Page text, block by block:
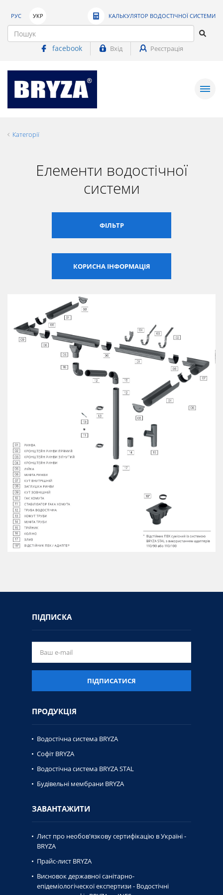
РУС УКР КАЛЬКУЛЯТОР ВОДОСТІЧНОЇ СИСТЕМИ
facebook Вхід Реєстрація
Сертифікати
Каталоги
Прайс-листи
Категорії
Елементи водостічної
системи
ФІЛЬТР
КОРИСНА ІНФОРМАЦІЯ
ПІДПИСКА
ПІДПИСАТИСЯ
ПРОДУКЦІЯ
Водостічна система BRYZA
Софіт BRYZA
Водостічна система BRYZA STAL
Будівельні мембрани BRYZA
ЗАВАНТАЖИТИ
Лист про необов'язкову сертифікацію в Україні -
BRYZA
Прайс-лист BRYZA
Висновок державної caнiтaрно-
епiдемiологiческої експертизи - Водостічні